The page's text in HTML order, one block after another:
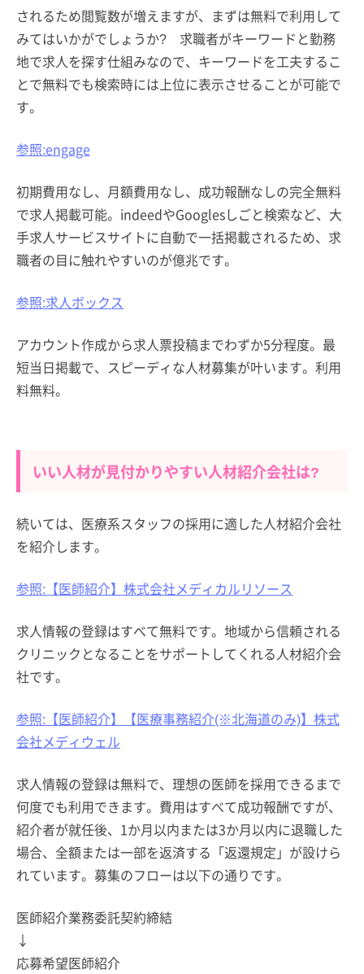
されるため閲覧数が増えますが、まずは無料で利用して
みてはいかがでしょうか? 求職者がキーワードと勤務
地で求人を探す仕組みなので、キーワードを工夫するこ
とで無料でも検索時には上位に表示させることが可能で
す。
参照:engage
初期費用なし、月額費用なし、成功報酬なしの完全無料
で求人掲載可能。indeedやGooglesしごと検索など、大
手求人サービスサイトに自動で一括掲載されるため、求
職者の目に触れやすいのが億兆です。
参照:求人ボックス
アカウント作成から求人票投稿までわずか5分程度。最
短当日掲載で、スピーディな人材募集が叶います。利用
料無料。
いい人材が見付かりやすい人材紹介会社は?
続いては、医療系スタッフの採用に適した人材紹介会社
を紹介します。
参照:【医師紹介】株式会社メディカルリソース
求人情報の登録はすべて無料です。地域から信頼される
クリニックとなることをサポートしてくれる人材紹介会
社です。
参照:【医師紹介】【医療事務紹介(※北海道のみ)】株式
会社メディウェル
求人情報の登録は無料で、理想の医師を採用できるまで
何度でも利用できます。費用はすべて成功報酬ですが、
紹介者が就任後、1か月以内または3か月以内に退職した
場合、全額または一部を返済する「返還規定」が設けら
れています。募集のフローは以下の通りです。
医師紹介業務委託契約締結
↓
応募希望医師紹介